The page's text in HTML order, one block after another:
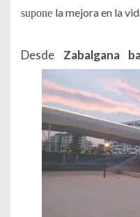
supone la mejora en la
Desde Zabalgana